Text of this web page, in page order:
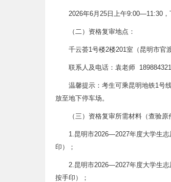
2026年6月25日上午9:00—11:30
（二）资格复审地点：
千云荟1号楼2楼201室（昆明市官
联系人及电话：袁老师
温馨提示：考生可乘昆明地铁1号
放至地下停车场。
（三）资格复审所需材料（查验原
1.昆明市2026—2027年度大学生
印）；
2.昆明市2026—2027年度大学生
按手印）；